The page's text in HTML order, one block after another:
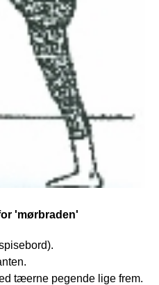
'mørbraden'
tæerne pegende lige frem.